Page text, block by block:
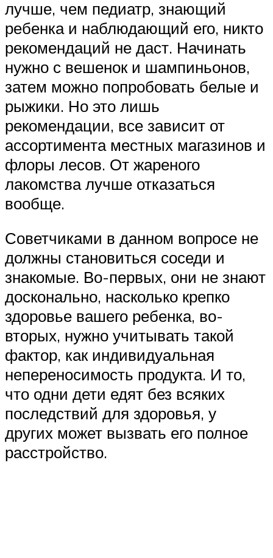
лучше, чем педиатр, знающий
ребенка и наблюдающий его, никто
рекомендаций не даст. Начинать
нужно с вешенок и шампиньонов,
затем можно попробовать белые и
рыжики. Но это лишь
рекомендации, все зависит от
ассортимента местных магазинов и
флоры лесов. От жареного
лакомства лучше отказаться
вообще.
Советчиками в данном вопросе не
должны становиться соседи и
знакомые. Во-первых, они не знают
досконально, насколько крепко
здоровье вашего ребенка, во-
вторых, нужно учитывать такой
фактор, как индивидуальная
непереносимость продукта. И то,
что одни дети едят без всяких
последствий для здоровья, у
других может вызвать его полное
расстройство.